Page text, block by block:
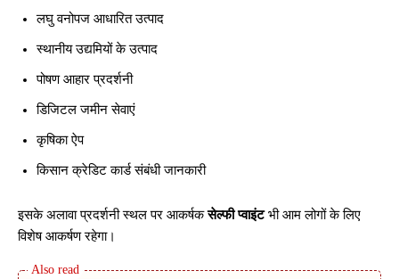
लघु वनोपज आधारित उत्पाद
स्थानीय उद्यमियों के उत्पाद
पोषण आहार प्रदर्शनी
डिजिटल जमीन सेवाएं
कृषिका ऐप
किसान क्रेडिट कार्ड संबंधी जानकारी
इसके अलावा प्रदर्शनी स्थल पर आकर्षकसेल्फी प्वाइंटभी आम लोगों के लिए
विशेष आकर्षण रहेगा।